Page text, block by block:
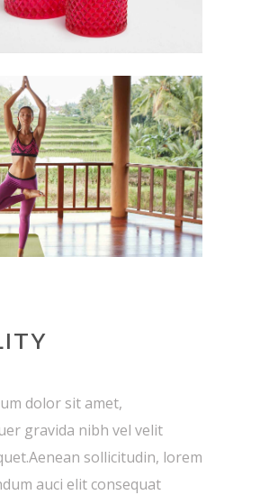
dolor sit amet,
gravida nibh vel velit
sollicitudin, lorem
auci elit consequat